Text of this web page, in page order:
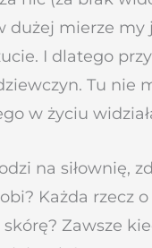
dużej mierze
I dlatego
Tu nie
w życiu
na siłownię,
Każda
skórę? Zawsze